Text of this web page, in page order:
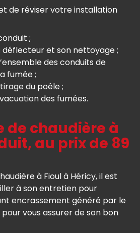
de réviser votre installation
;
et son nettoyage ;
des conduits de
fumée ;
du poêle ;
des fumées.
de chaudière à
au prix de 89
à Fioul à Héricy, il est
à son entretien pour
encrassement généré par le
vous assurer de son bon